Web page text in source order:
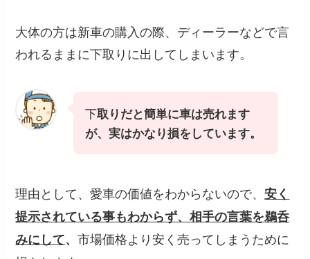
大体の方は新車の購入の際、ディーラーなどで言
われるままに下取りに出してしまいます。
下取りだと簡単に車は売れます
が、実はかなり損をしています。
理由として、愛車の価値をわからないので、安く
提示されている事もわからず、相手の言葉を鵜呑
みにして、市場価格より安く売ってしまうために